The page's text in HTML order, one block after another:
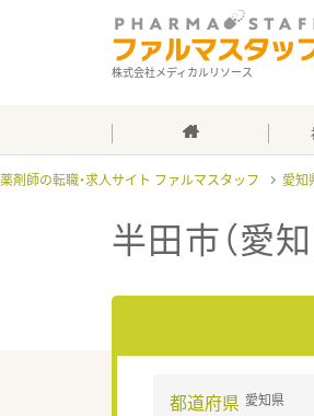
株式会社メディカルリソース
薬剤師の転職・求人サイト ファルマスタッフ 愛知
半田市（愛
都道府県 愛知県